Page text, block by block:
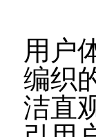
用户
编织
洁直